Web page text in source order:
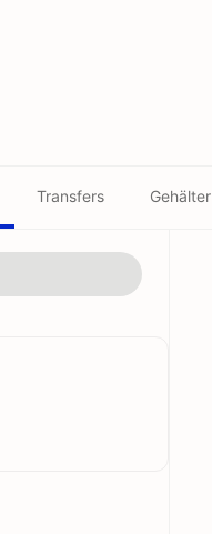
Transfers Gehälter